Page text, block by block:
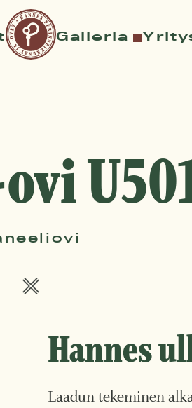
Galleria
Hannes
Laadun tekeminen